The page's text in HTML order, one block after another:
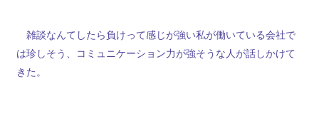
雑談なんてしたら負けって感じが強い私が働いている会社で
は珍しそう、コミュニケーション力が強そうな人が話しかけて
きた。